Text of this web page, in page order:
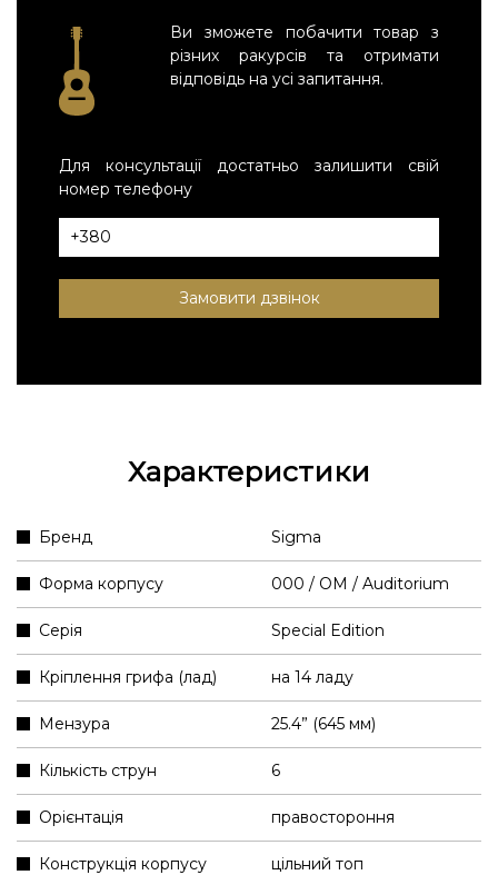
Ви зможете побачити товар з
різних ракурсів та отримати
відповідь на усі запитання.
Для консультації достатньо залишити свій
номер телефону
Замовити дзвінок
Характеристики
Бренд Sigma
Форма корпусу 000 / OM / Auditorium
Серія Special Edition
Кріплення грифа (лад) на 14 ладу
Мензура 25.4” (645 мм)
Кількість струн 6
Орієнтація правостороння
Конструкція корпусу цільний топ